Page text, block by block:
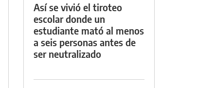
Así se vivió el tiroteo
escolar donde un
estudiante mató al menos
a seis personas antes de
ser neutralizado